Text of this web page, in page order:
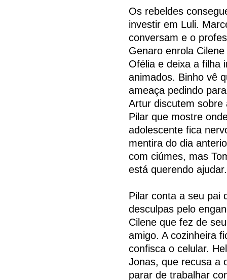
Os rebeldes
investir em Luli.
conversam e o
Genaro enrola
Ofélia e deixa a filha
animados. Binho vê
ameaça pedindo
Artur discutem sobre
Pilar que mostre
adolescente fica
mentira do dia
com ciúmes, mas
está querendo ajudar.
Pilar conta a seu pai
desculpas pelo
Cilene que fez de
amigo. A cozinheira
confisca o celular.
Jonas, que recusa a
parar de trabalhar